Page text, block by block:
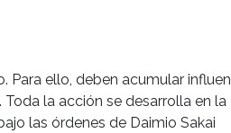
ello, deben acumular
la acción se desarrolla en la
las órdenes de Daimio Sakai